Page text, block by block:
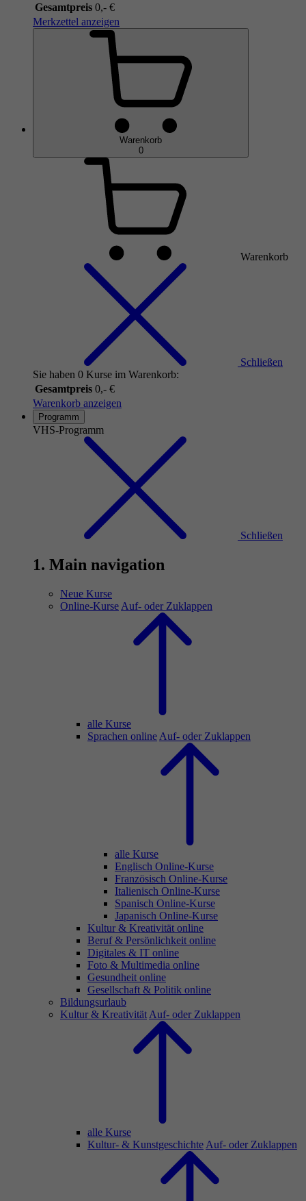
Gesamtpreis 0,- €
Merkzettel anzeigen
Warenkorb
0
Warenkorb
Schließen
Sie haben 0 Kurse im Warenkorb:
Gesamtpreis 0,- €
Warenkorb anzeigen
Programm
VHS-Programm
Schließen
1. Main navigation
Neue Kurse
Online-Kurse Auf- oder Zuklappen
alle Kurse
Sprachen online Auf- oder Zuklappen
alle Kurse
Englisch Online-Kurse
Französisch Online-Kurse
Italienisch Online-Kurse
Spanisch Online-Kurse
Japanisch Online-Kurse
Kultur & Kreativität online
Beruf & Persönlichkeit online
Digitales & IT online
Foto & Multimedia online
Gesundheit online
Gesellschaft & Politik online
Bildungsurlaub
Kultur & Kreativität Auf- oder Zuklappen
alle Kurse
Kultur- & Kunstgeschichte Auf- oder Zuklappen